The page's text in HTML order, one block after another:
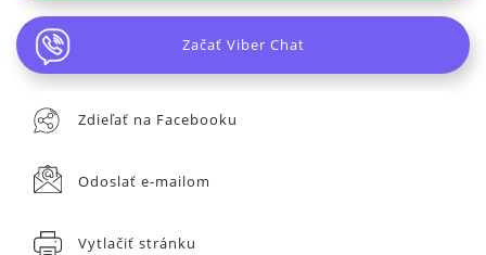
Začať Viber Chat
Zdieľať na Facebooku
Odoslať e-mailom
Vytlačiť stránku